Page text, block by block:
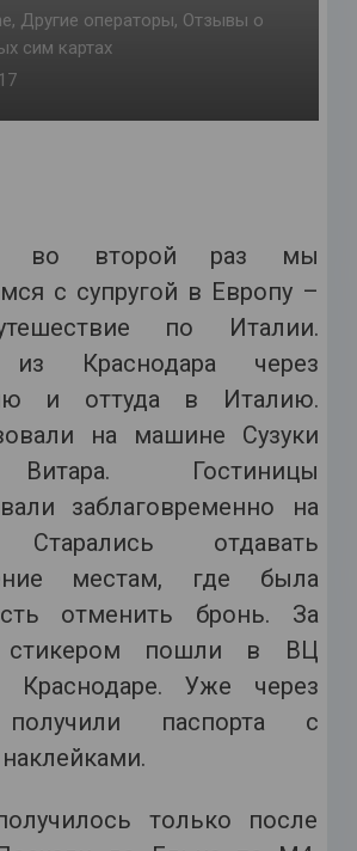
, Другие операторы, Отзывы о
сим картах
во второй раз мы
с супругой в Европу –
по Италии.
из Краснодара через
и оттуда в Италию.
на машине Сузуки
Гостиницы
заблаговременно на
Старались отдавать
местам, где была
отменить бронь. За
стикером пошли в ВЦ
Краснодаре. Уже через
паспорта с
только после